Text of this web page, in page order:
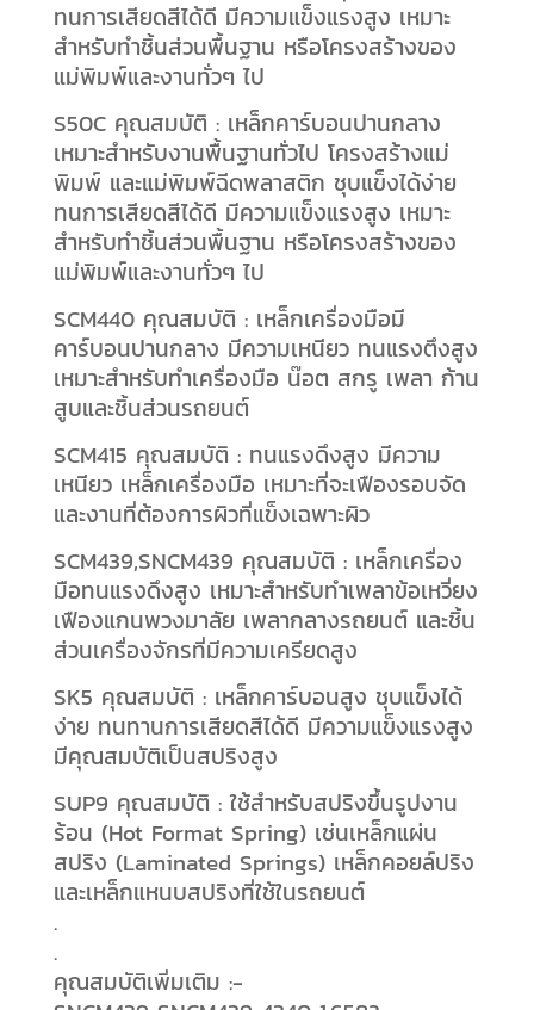
ทนการเสียดสีได้ดี มีความแข็งแรงสูง เหมาะ
สำหรับทำชิ้นส่วนพื้นฐาน หรือโครงสร้างของ
แม่พิมพ์และงานทั่วๆ ไป
S50C คุณสมบัติ : เหล็กคาร์บอนปานกลาง
เหมาะสำหรับงานพื้นฐานทั่วไป โครงสร้างแม่
พิมพ์ และแม่พิมพ์ฉีดพลาสติก ชุบแข็งได้ง่าย
ทนการเสียดสีได้ดี มีความแข็งแรงสูง เหมาะ
สำหรับทำชิ้นส่วนพื้นฐาน หรือโครงสร้างของ
แม่พิมพ์และงานทั่วๆ ไป
SCM440 คุณสมบัติ : เหล็กเครื่องมือมี
คาร์บอนปานกลาง มีความเหนียว ทนแรงตึงสูง
เหมาะสำหรับทำเครื่องมือ น๊อต สกรู เพลา ก้าน
สูบและชิ้นส่วนรถยนต์
SCM415 คุณสมบัติ : ทนแรงดึงสูง มีความ
เหนียว เหล็กเครื่องมือ เหมาะที่จะเฟืองรอบจัด
และงานที่ต้องการผิวที่แข็งเฉพาะผิว
SCM439,SNCM439 คุณสมบัติ : เหล็กเครื่อง
มือทนแรงดึงสูง เหมาะสำหรับทำเพลาข้อเหวี่ยง
เฟืองแกนพวงมาลัย เพลากลางรถยนต์ และชิ้น
ส่วนเครื่องจักรที่มีความเครียดสูง
SK5 คุณสมบัติ : เหล็กคาร์บอนสูง ชุบแข็งได้
ง่าย ทนทานการเสียดสีได้ดี มีความแข็งแรงสูง
มีคุณสมบัติเป็นสปริงสูง
SUP9 คุณสมบัติ : ใช้สำหรับสปริงขึ้นรูปงาน
ร้อน (Hot Format Spring) เช่นเหล็กแผ่น
สปริง (Laminated Springs) เหล็กคอยล์ปริง
และเหล็กแหนบสปริงที่ใช้ในรถยนต์
.
.
คุณสมบัติเพิ่มเติม :-